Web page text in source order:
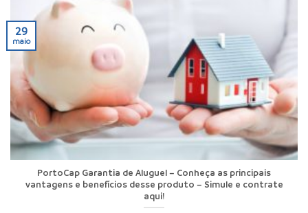
PortoCap Garantia de Aluguel – Conheça as principais
vantagens e benefícios desse produto – Simule e contrate
aqui!
29
maio